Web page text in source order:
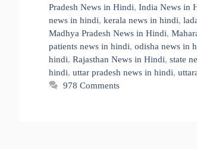
Pradesh News in Hindi, India News in
news in hindi, kerala news in hindi,
Madhya Pradesh News in Hindi,
patients news in hindi, odisha news in
hindi, Rajasthan News in Hindi, state
hindi, uttar pradesh news in hindi,
978 Comments